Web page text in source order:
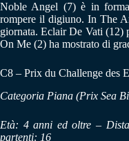
Noble Angel (7) è in forma
rompere il digiuno. In The
giornata. Eclair De Vati (12)
On Me (2) ha mostrato di
C8 – Prix du Challenge des
Categoria Piana (Prix Sea
Età: 4 anni ed oltre –
partenti: 16